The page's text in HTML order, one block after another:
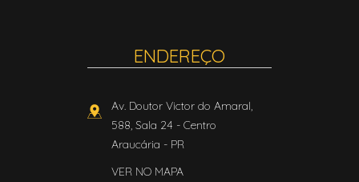
ENDEREÇO
Av. Doutor Victor do Amaral,
588, Sala 24 - Centro
Araucária - PR
VER NO MAPA